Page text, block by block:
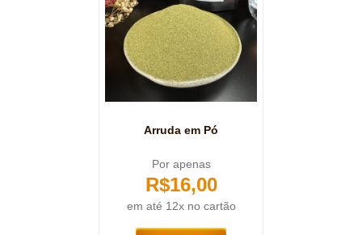
Arruda em Pó
Por apenas
R$16,00
em até 12x no cartão